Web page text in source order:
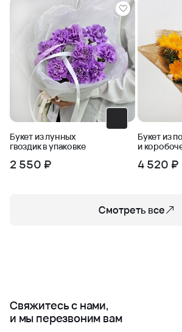
Букет из лунных
гвоздик в упаковке
2 550 ₽
Букет из
и
4 520 ₽
Смотреть все
Свяжитесь с нами,
и мы перезвоним вам